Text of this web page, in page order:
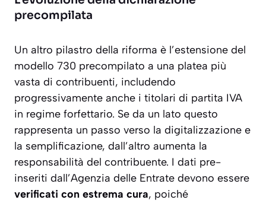
precompilata
Un altro pilastro della riforma è l’estensione del
modello 730 precompilato a una platea più
vasta di contribuenti, includendo
progressivamente anche i titolari di partita IVA
in regime forfettario. Se da un lato questo
rappresenta un passo verso la digitalizzazione e
la semplificazione, dall’altro aumenta la
responsabilità del contribuente. I dati pre-
inseriti dall’Agenzia delle Entrate devono essere
verificati con estrema cura, poiché